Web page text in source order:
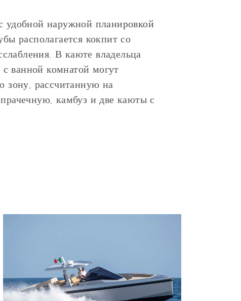
удобной наружной планировкой
располагается кокпит со
В каюте владельца
с ванной комнатой могут
зону, рассчитанную на
камбуз и две каюты с